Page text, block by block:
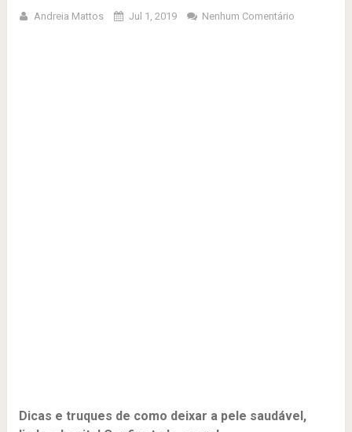
Andreia Mattos Jul 1, 2019 Nenhum Comentário
Dicas e truques de como deixar a pele saudável,